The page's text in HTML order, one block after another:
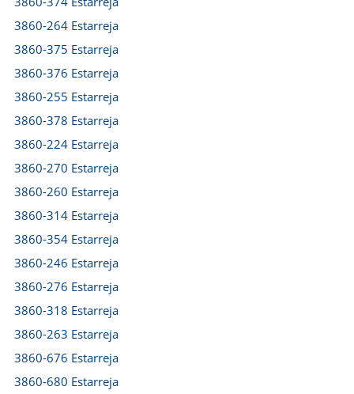
3860-264 Estarreja
3860-375 Estarreja
3860-376 Estarreja
3860-255 Estarreja
3860-378 Estarreja
3860-224 Estarreja
3860-270 Estarreja
3860-260 Estarreja
3860-314 Estarreja
3860-354 Estarreja
3860-246 Estarreja
3860-276 Estarreja
3860-318 Estarreja
3860-263 Estarreja
3860-676 Estarreja
3860-680 Estarreja